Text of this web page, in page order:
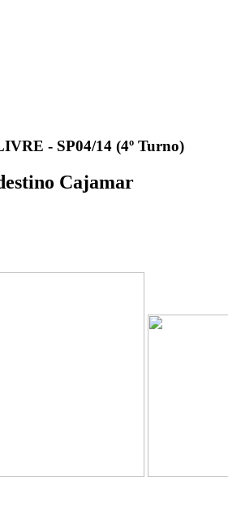
- SP04/14 (4º Turno)
Cajamar